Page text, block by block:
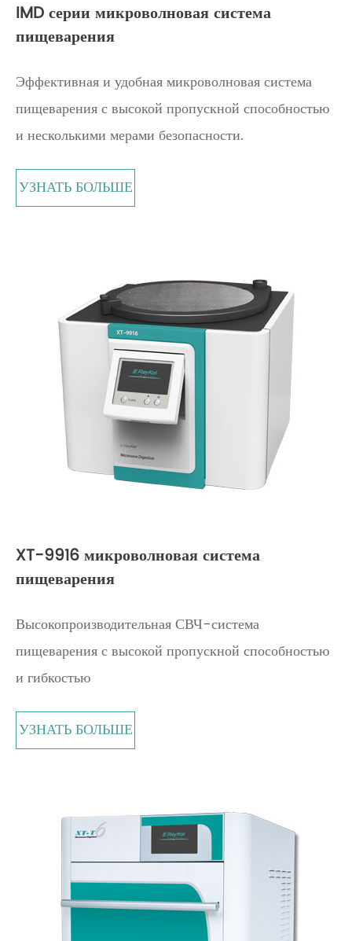
IMD серии микроволновая система
пищеварения
Эффективная и удобная микроволновая система
пищеварения с высокой пропускной способностью
и несколькими мерами безопасности.
УЗНАТЬ БОЛЬШЕ
XT-9916 микроволновая система
пищеварения
Высокопроизводительная СВЧ-система
пищеварения с высокой пропускной способностью
и гибкостью
УЗНАТЬ БОЛЬШЕ